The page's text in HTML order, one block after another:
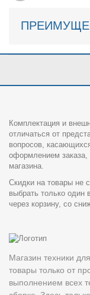
Комплектация и
отличаться от
вопросов,
оформлением заказа,
магазина.
Скидки на товары не
выбрать только один
через корзину, со
Магазин техники
товары только от
выполнением всех